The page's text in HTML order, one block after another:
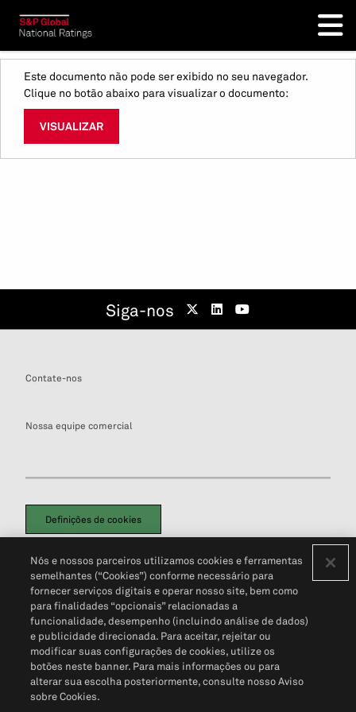
Este documento não pode ser exibido no seu navegador.
Clique no botão abaixo para visualizar o documento:
VISUALIZAR
Siga-nos
Contate-nos
Nossa equipe comercial
Definições de cookies
Política de PrivacidadePortal de privacidade do cliente (em inglês)
Não Venda Minhas Informações Pessoais© 2026 S&P Global
Nós e nossos parceiros utilizamos cookies e ferramentas
semelhantes (“Cookies”) conforme necessário para
fornecer serviços digitais e operar nosso site, bem como
para finalidades “opcionais” relacionadas a
funcionalidade, desempenho (incluindo análise de dados)
e publicidade direcionada. Para aceitar, rejeitar ou
modificar suas configurações de cookies, utilize os
botões neste banner. Para mais informações ou para
alterar sua escolha posteriormente, consulte nosso Aviso
sobre Cookies.